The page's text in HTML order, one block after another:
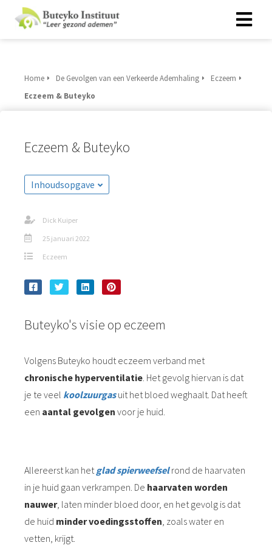
Home De Gevolgen van een Verkeerde Ademhaling
Eczeem
Eczeem & Buteyko
Eczeem & Buteyko
Inhoudsopgave
Dick Kuiper
25 januari 2022
Eczeem
Buteyko's visie op eczeem
Volgens Buteyko houdt eczeem verband met
chronische hyperventilatie. Het gevolg hiervan is dat
je te veel koolzuurgasuit het bloed weghaalt. Dat heeft
een aantal gevolgen voor je huid.
Allereerst kan hetglad spierweefselrond de haarvaten
in je huid gaan verkrampen. De haarvaten worden
nauwer, laten minder bloed door, en het gevolg is dat
de huid minder voedingsstoffen, zoals water en
vetten, krijgt.